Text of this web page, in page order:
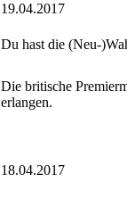
19.04.2017
Du hast die (Neu-
Die britische
erlangen.
18.04.2017